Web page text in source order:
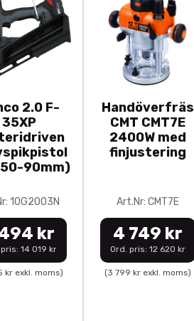
2.0 F-
35XP
90mm)
10G2003N
kr
14 019 kr
kr exkl. moms)
Handöverfräs
CMT CMT7E
2400W med
finjustering
Art.Nr: CMT7E
4 749 kr
Ord. pris: 12 620 kr
(3 799 kr exkl. moms)